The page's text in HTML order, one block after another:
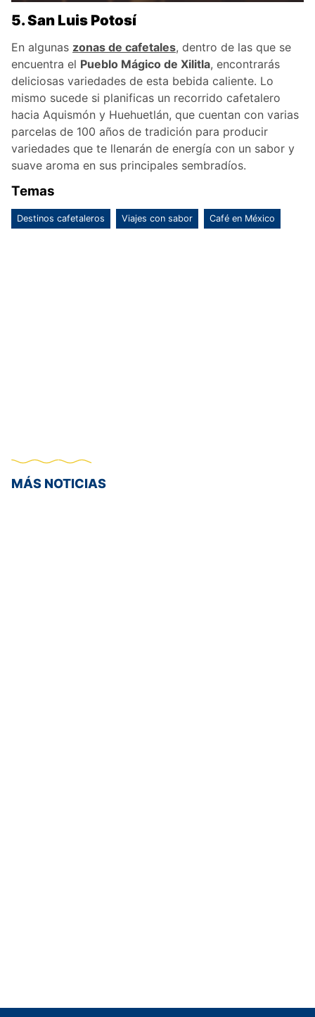
5. San Luis Potosí
En algunas zonas de cafetales, dentro de las que se
encuentra el Pueblo Mágico de Xilitla, encontrarás
deliciosas variedades de esta bebida caliente. Lo
mismo sucede si planificas un recorrido cafetalero
hacia Aquismón y Huehuetlán, que cuentan con varias
parcelas de 100 años de tradición para producir
variedades que te llenarán de energía con un sabor y
suave aroma en sus principales sembradíos.
Temas
Destinos cafetaleros Viajes con sabor Café en México
MÁS NOTICIAS